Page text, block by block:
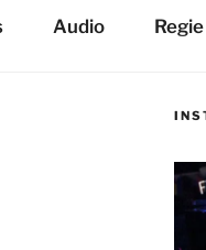
Audio Regie